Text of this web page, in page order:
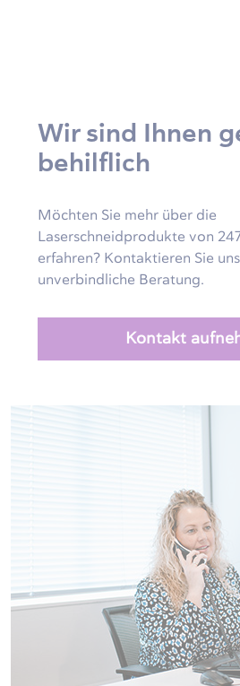
Wir sind Ihnen
behilflich
Möchten Sie mehr über die
Laserschneidprodukte von
erfahren? Kontaktieren Sie
unverbindliche Beratung.
Kontakt